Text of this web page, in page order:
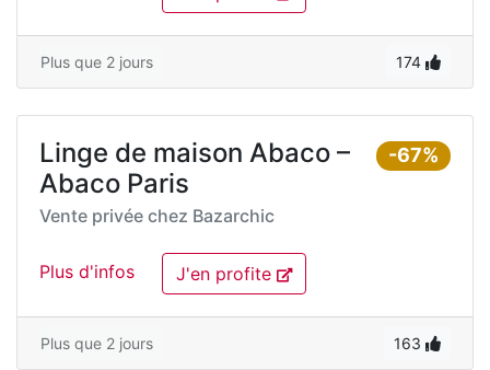
Plus que 2 jours 174
-67%
Linge de maison Abaco –
Abaco Paris
Vente privée chez Bazarchic
Plus d'infos J'en profite
Plus que 2 jours 163